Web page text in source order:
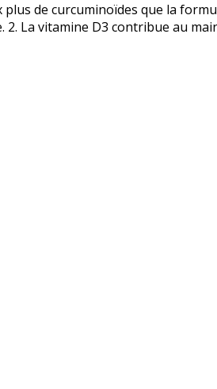
de curcuminoïdes que la
La vitamine D3 contribue au